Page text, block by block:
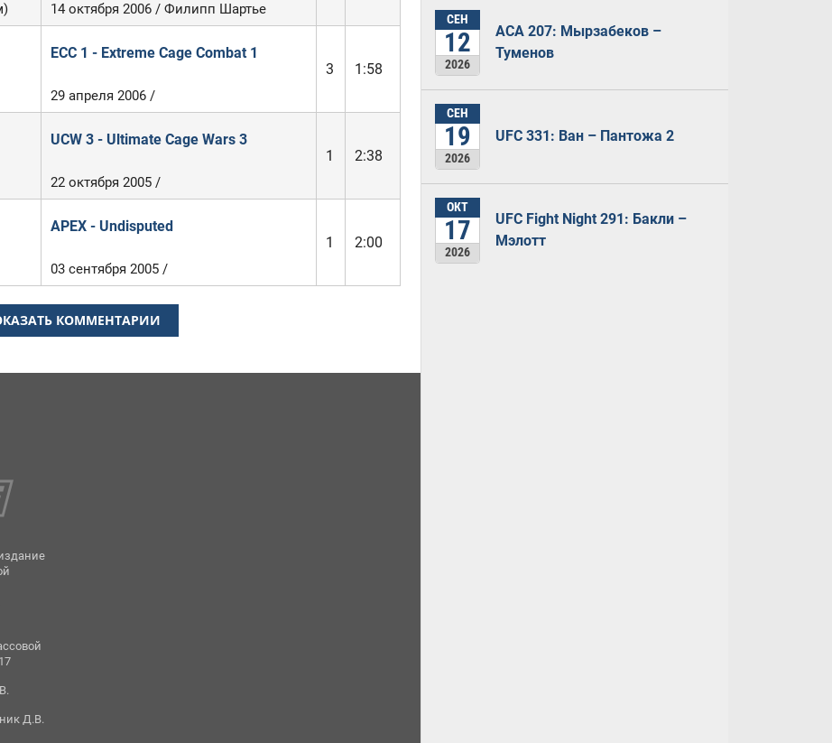
14 октября 2006 / Филипп Шартье
ECC 1 - Extreme Cage Combat 1
3
1:58
29 апреля 2006 /
UCW 3 - Ultimate Cage Wars 3
1
2:38
22 октября 2005 /
APEX - Undisputed
1
2:00
03 сентября 2005 /
КОММЕНТАРИИ
СЕН
12
2026
ACA 207: Мырзабеков –
Туменов
СЕН
19
2026
UFC 331: Ван – Пантожа 2
ОКТ
17
2026
UFC Fight Night 291: Бакли –
Мэлотт
Д.В.